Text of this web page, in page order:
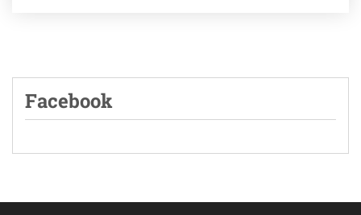
Facebook